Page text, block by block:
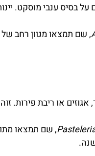
בסיס ענבי מוסקט.
, שם תמצאו מגוון רחב של
או ריבת פירות.
, שם תמצאו